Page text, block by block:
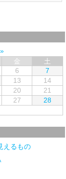
金
土
6
7
13
14
20
21
27
28
えるもの